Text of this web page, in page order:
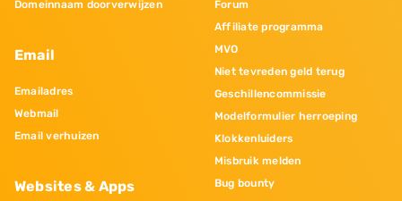
Domeinnaam doorverwijzen
Email
Emailadres
Webmail
Email verhuizen
Websites & Apps
Forum
Affiliate programma
MVO
Niet tevreden geld terug
Geschillencommissie
Modelformulier herroeping
Klokkenluiders
Misbruik melden
Bug bounty